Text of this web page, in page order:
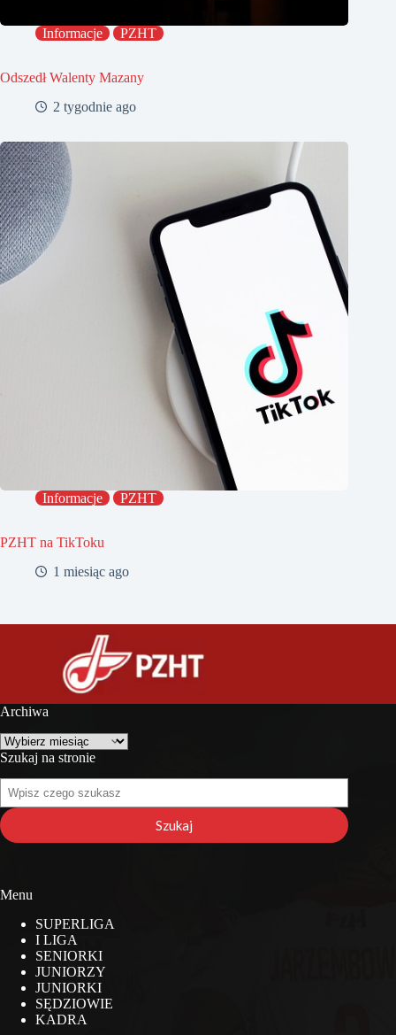
Informacje PZHT
Odszedł Walenty Mazany
2 tygodnie ago
Informacje PZHT
PZHT na TikToku
1 miesiąc ago
Archiwa
Archiwa
Szukaj na stronie
Szukaj
na
stronie
Szukaj
Menu
SUPERLIGA
I LIGA
SENIORKI
JUNIORZY
JUNIORKI
SĘDZIOWIE
KADRA